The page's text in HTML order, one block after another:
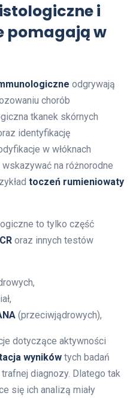
i
pomagają w
odgrywają
chorób
tkanek skórnych
identyfikację
w włóknach
na różnorodne
toczeń rumieniowaty
to tylko część
oraz innych testów
(przeciwjądrowych),
dotyczące aktywności
wyników tych badań
diagnozy. Dlatego tak
się ich analizą miały